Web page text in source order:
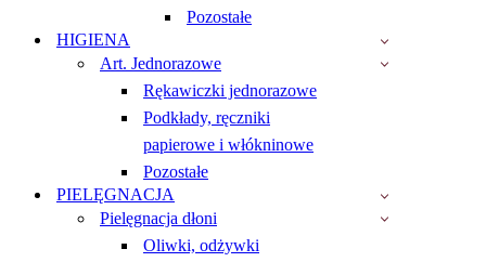
Pozostałe
HIGIENA
Art. Jednorazowe
Rękawiczki jednorazowe
Podkłady, ręczniki
papierowe i włókninowe
Pozostałe
PIELĘGNACJA
Pielęgnacja dłoni
Oliwki, odżywki